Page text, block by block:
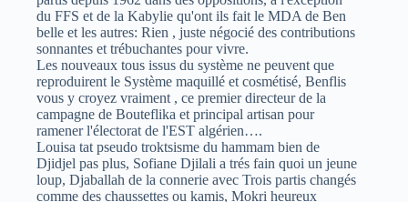
du FFS et de la Kabylie qu'ont ils fait le MDA de Ben
belle et les autres: Rien , juste négocié des contributions
sonnantes et trébuchantes pour vivre.
Les nouveaux tous issus du système ne peuvent que
reproduirent le Système maquillé et cosmétisé, Benflis
vous y croyez vraiment , ce premier directeur de la
campagne de Bouteflika et principal artisan pour
ramener l'électorat de l'EST algérien….
Louisa tat pseudo troktsisme du hammam bien de
Djidjel pas plus, Sofiane Djilali a trés fain quoi un jeune
loup, Djaballah de la connerie avec Trois partis changés
comme des chaussettes ou kamis, Mokri heureux